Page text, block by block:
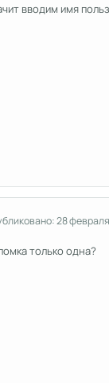
вводим имя
28
только одна?